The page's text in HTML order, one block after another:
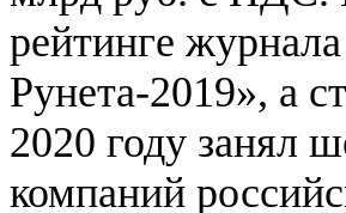
рейтинге
Рунета-2019», а
2020 году занял
компаний